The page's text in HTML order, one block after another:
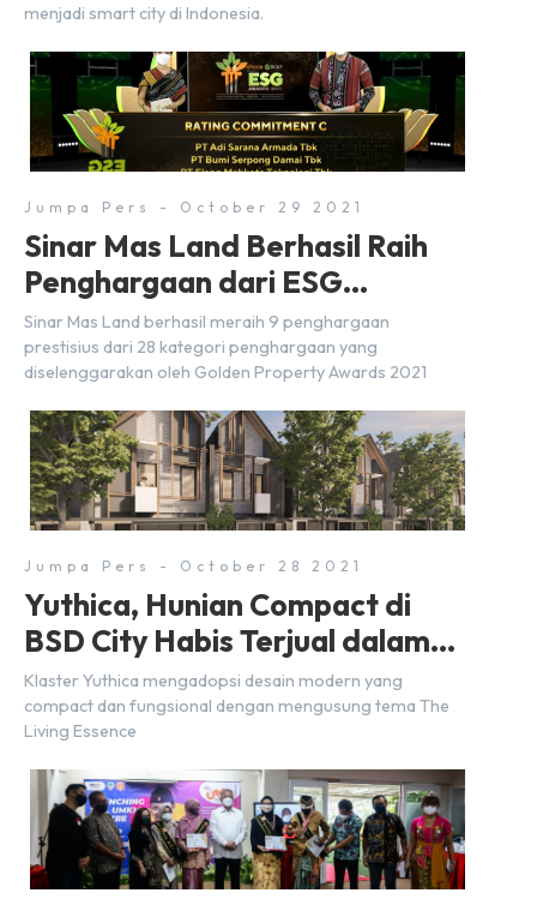
menjadi smart city di Indonesia.
Jumpa Pers - October 29 2021
Sinar Mas Land Berhasil Raih
Penghargaan dari ESG
Disclosure Awards 2021
Sinar Mas Land berhasil meraih 9 penghargaan
prestisius dari 28 kategori penghargaan yang
diselenggarakan oleh Golden Property Awards 2021
Jumpa Pers - October 28 2021
Yuthica, Hunian Compact di
BSD City Habis Terjual dalam
Sehari
Klaster Yuthica mengadopsi desain modern yang
compact dan fungsional dengan mengusung tema The
Living Essence